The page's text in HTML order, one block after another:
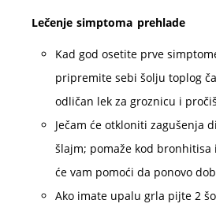
Lečenje simptoma prehlade
Kad god osetite prve
pripremite sebi šolju toplog
odličan lek za groznicu i
Ječam će otkloniti zagušenja
šlajm; pomaže kod bronhitisa
će vam pomoći da ponovo
Ako imate upalu grla pijte 2